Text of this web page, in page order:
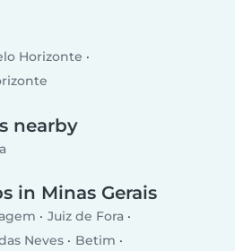
Horizonte
nearby
in Minas Gerais
Juiz de Fora
Neves
Betim